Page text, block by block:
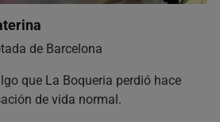
de Barcelona
que La Boqueria perdió hace
de vida normal.